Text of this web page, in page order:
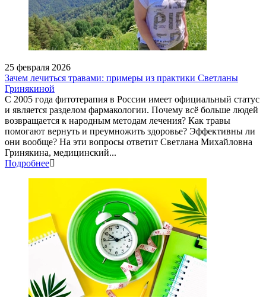
25 февраля 2026
Зачем лечиться травами: примеры из практики Светланы
Гринякиной
С 2005 года фитотерапия в России имеет официальный статус
и является разделом фармакологии. Почему всё больше людей
возвращается к народным методам лечения? Как травы
помогают вернуть и преумножить здоровье? Эффективны ли
они вообще? На эти вопросы ответит Светлана Михайловна
Гринякина, медицинский...
Подробнее